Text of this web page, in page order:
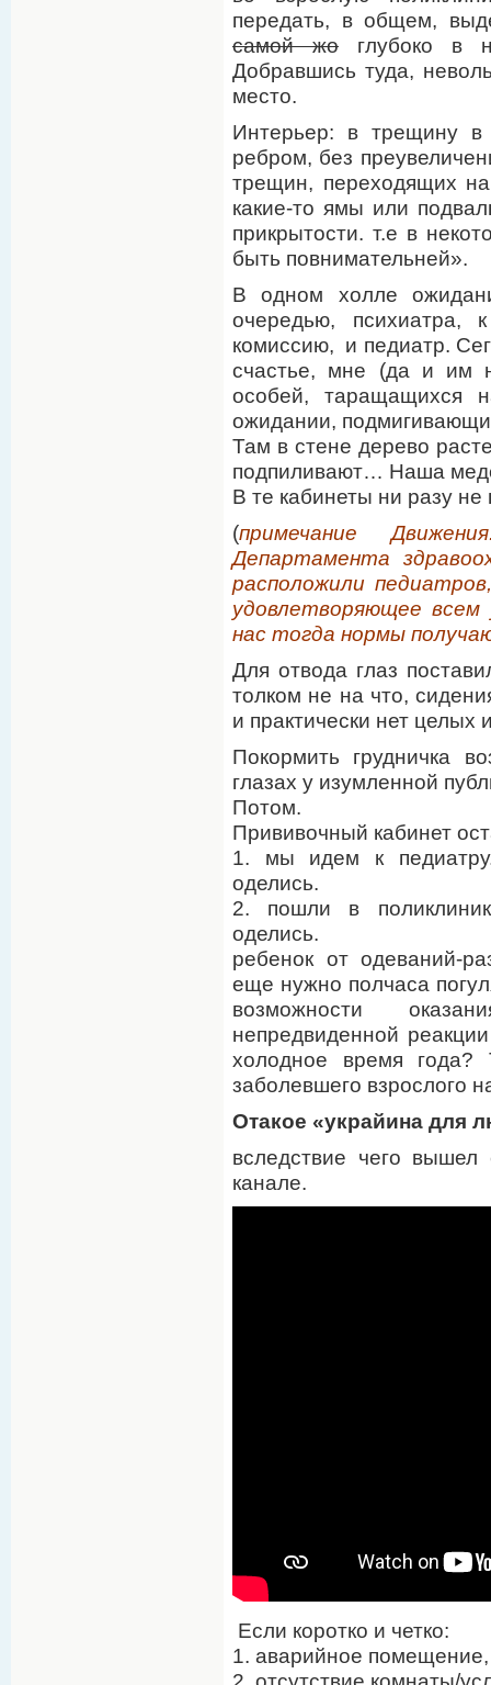
передать, в общем,
самой жо глубоко в
Добравшись туда,
место.
Интерьер: в трещину в
ребром, без
трещин, переходящих
какие-то ямы или
прикрытости. т.е в
быть повнимательней».
В одном холле
очередью, психиатра,
комиссию, и педиатр.
счастье, мне (да и им
особей, таращащихся
ожидании,
Там в стене дерево
подпиливают… Наша
В те кабинеты ни разу
(примечание
Департамента
расположили
удовлетворяющее
нас тогда нормы
Для отвода глаз
толком не на что,
и практически нет целых
Покормить грудничка
глазах у изумленной
Потом.
Прививочный кабинет
1. мы идем к
оделись.
2. пошли в
оделись.
ребенок от одеваний-
еще нужно полчаса
возможности
непредвиденной
холодное время года?
заболевшего взрослого
Отакое «украйина для
вследствие чего
канале.
Если коротко и четко:
1. аварийное помещение,